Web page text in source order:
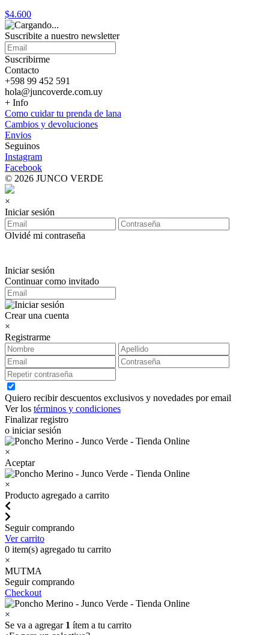
$4.600
Suscribite a nuestro newsletter
Suscribirme
Contacto
+598 99 452 591
hola@juncoverde.com.uy
+ Info
Como cuidar tu prenda de lana
Cambios y devoluciones
Envios
Seguinos
Instagram
Facebook
© 2026 JUNCO VERDE
×
Iniciar sesión
Olvidé mi contraseña
Iniciar sesión
Continuar como invitado
Crear una cuenta
×
Registrarme
Quiero recibir descuentos exclusivos y novedades por email
Ver los términos y condiciones
Finalizar registro
o iniciar sesión
×
Aceptar
×
Producto agregado a carrito
Seguir comprando
Ver carrito
0 item(s) agregado tu carrito
×
MUTMA
Seguir comprando
Checkout
×
Se va a agregar 1 ítem a tu carrito